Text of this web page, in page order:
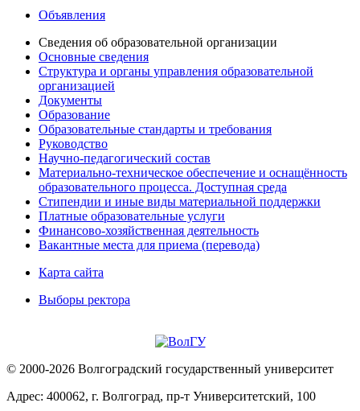
Объявления
Сведения об образовательной организации
Основные сведения
Структура и органы управления образовательной
организацией
Документы
Образование
Образовательные стандарты и требования
Руководство
Научно-педагогический состав
Материально-техническое обеспечение и оснащённость
образовательного процесса. Доступная среда
Стипендии и иные виды материальной поддержки
Платные образовательные услуги
Финансово-хозяйственная деятельность
Вакантные места для приема (перевода)
Карта сайта
Выборы ректора
© 2000-2026 Волгоградский государственный университет
Адрес: 400062, г. Волгоград, пр-т Университетский, 100